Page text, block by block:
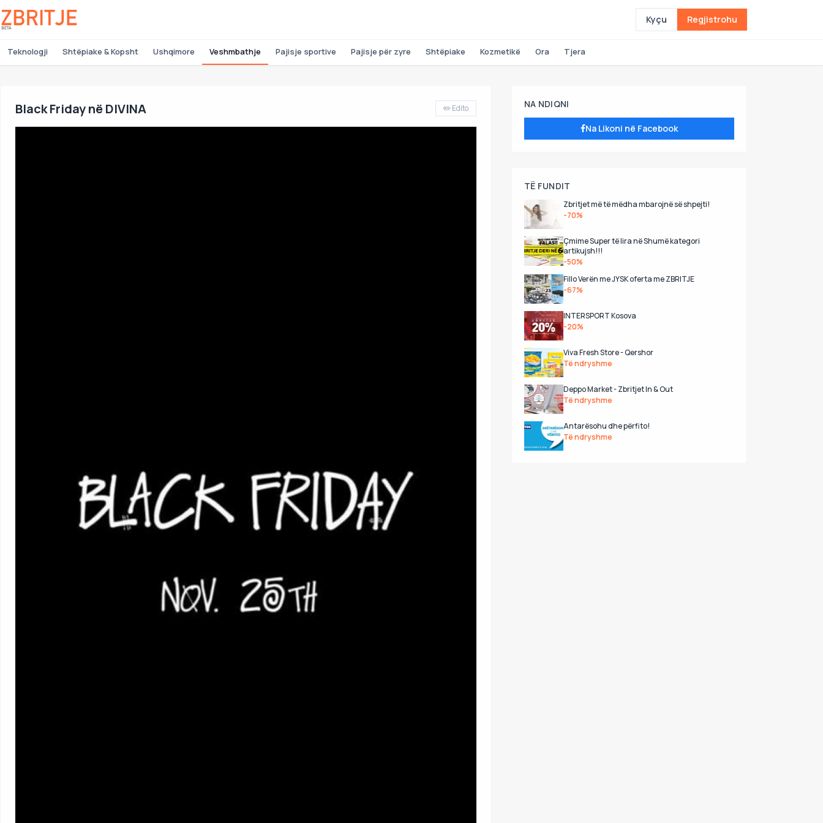
Kyçu Regjistrohu
Teknologji Shtëpiake & Kopsht Ushqimore Veshmbathje Pajisje sportive Pajisje për zyre Shtëpiake Kozmetikë Ora Tjera
Black Friday në DIVINA ✏️ Edito NA NDIQNI
Na Likoni në Facebook
TË FUNDIT
Zbritjet më të mëdha mbarojnë së shpejti!
-70%
Çmime Super të lira në Shumë kategori
artikujsh!!!
-50%
Fillo Verën me JYSK oferta me ZBRITJE
-67%
INTERSPORT Kosova
-20%
Viva Fresh Store - Qershor
Të ndryshme
Deppo Market - Zbritjet In & Out
Të ndryshme
Antarësohu dhe përfito!
Të ndryshme